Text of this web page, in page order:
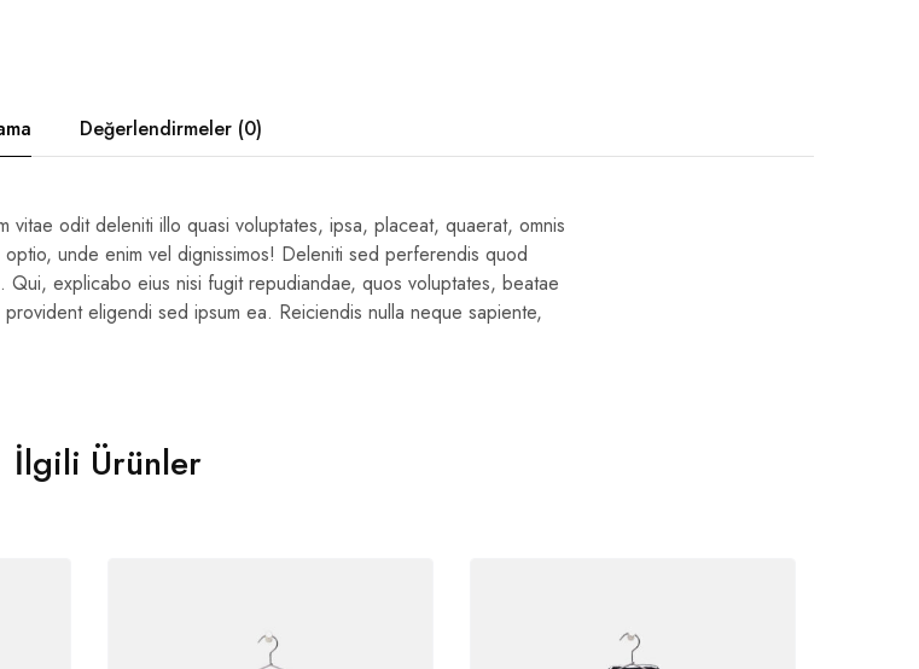
Değerlendirmeler (0)
vitae odit deleniti illo quasi voluptates, ipsa, placeat, quaerat, omnis
unde enim vel dignissimos! Deleniti sed perferendis quod
explicabo eius nisi fugit repudiandae, quos voluptates, beatae
eligendi sed ipsum ea. Reiciendis nulla neque sapiente,
İlgili Ürünler